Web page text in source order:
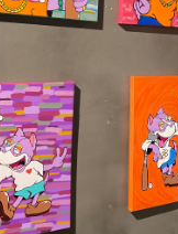
on
主な実績